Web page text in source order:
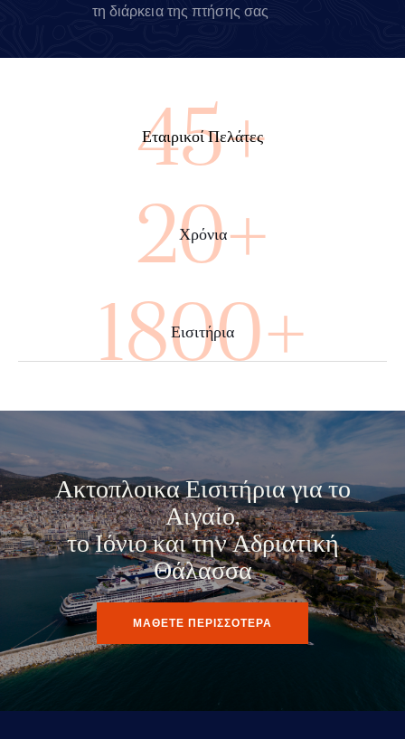
τη διάρκεια της πτήσης σας
85+
Εταιρικοί Πελάτες
38+
Χρόνια
3360+
Εισιτήρια
Ακτοπλοικα Εισιτήρια για το
Αιγαίο,
το Ιόνιο και την Αδριατική
Θάλασσα
ΜΑΘΕΤΕ ΠΕΡΙΣΣΟΤΕΡΑ